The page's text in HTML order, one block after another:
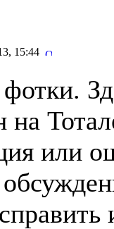
15:44
на
или